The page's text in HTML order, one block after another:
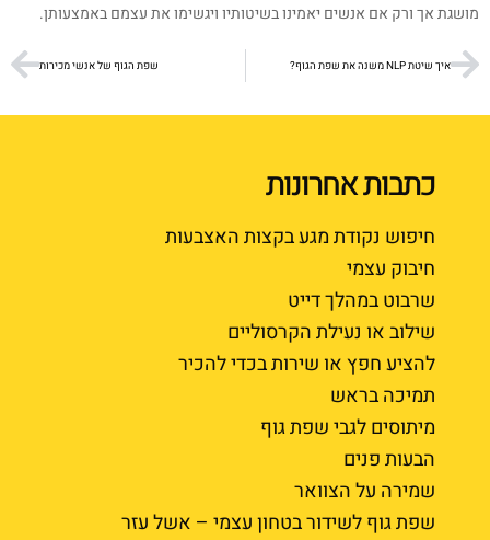
מושגת אך ורק אם אנשים יאמינו בשיטותיו ויגשימו את עצמם באמצעותן.
איך שיטת NLP משנה את שפת הגוף? שפת הגוף של אנשי מכירות
כתבות אחרונות
חיפוש נקודת מגע בקצות האצבעות
חיבוק עצמי
שרבוט במהלך דייט
שילוב או נעילת הקרסוליים
להציע חפץ או שירות בכדי להכיר
תמיכה בראש
מיתוסים לגבי שפת גוף
הבעות פנים
שמירה על הצוואר
שפת גוף לשידור בטחון עצמי – אשל עזר